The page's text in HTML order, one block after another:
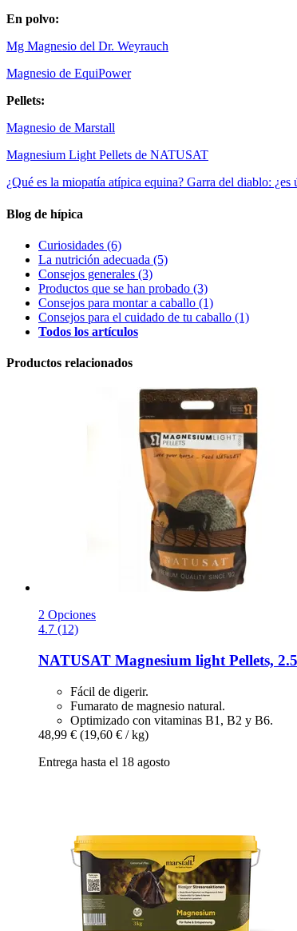
En polvo:
Mg Magnesio del Dr. Weyrauch
Magnesio de EquiPower
Pellets:
Magnesio de Marstall
Magnesium Light Pellets de NATUSAT
¿Qué es la miopatía atípica equina? Garra del diablo: ¿es
Blog de hípica
Curiosidades (6)
La nutrición adecuada (5)
Consejos generales (3)
Productos que se han probado (3)
Consejos para montar a caballo (1)
Consejos para el cuidado de tu caballo (1)
Todos los artículos
Productos relacionados
2 Opciones
4.7 (12)
NATUSAT Magnesium light Pellets,
Fácil de digerir.
Fumarato de magnesio natural.
Optimizado con vitaminas B1, B2 y B6.
48,99 € (19,60 € / kg)
Entrega hasta el 18 agosto